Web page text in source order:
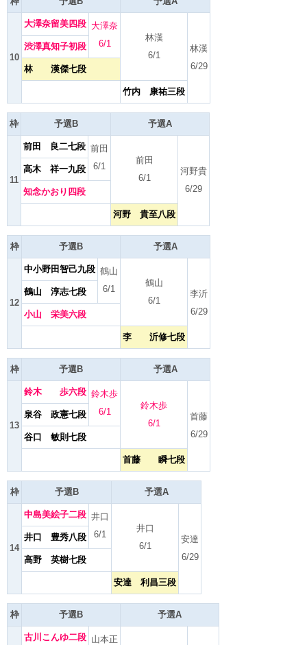
10
大澤奈留美四段 大澤奈
6/1
林漢
6/1
林漢
6/29
渋澤真知子初段
林 漢傑七段
竹内 康祐三段
枠 予選B 予選A
11
前田 良二七段 前田
6/1
前田
6/1
河野貴
6/29
高木 祥一九段
知念かおり四段
河野 貴至八段
枠 予選B 予選A
12
中小野田智己九段 鶴山
6/1
鶴山
6/1
李沂
6/29
鶴山 淳志七段
小山 栄美六段
李 沂修七段
枠 予選B 予選A
13
鈴木 歩六段 鈴木歩
6/1
鈴木歩
6/1
首藤
6/29
泉谷 政憲七段
谷口 敏則七段
首藤 瞬七段
枠 予選B 予選A
14
中島美絵子二段 井口
6/1
井口
6/1
安達
6/29
井口 豊秀八段
高野 英樹七段
安達 利昌三段
枠 予選B 予選A
古川こんゆ二段 山本正